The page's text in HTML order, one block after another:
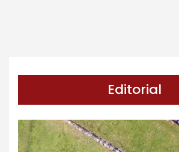
Editorial